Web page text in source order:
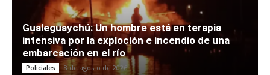
Gualeguaychú: Un hombre está en terapia
intensiva por la exploción e incendio de una
embarcación en el río
Policiales 8 de agosto de 2026